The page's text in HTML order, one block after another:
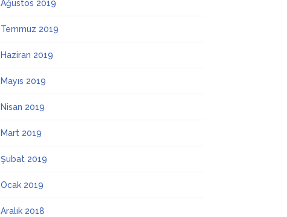
Ağustos 2019
Temmuz 2019
Haziran 2019
Mayıs 2019
Nisan 2019
Mart 2019
Şubat 2019
Ocak 2019
Aralık 2018